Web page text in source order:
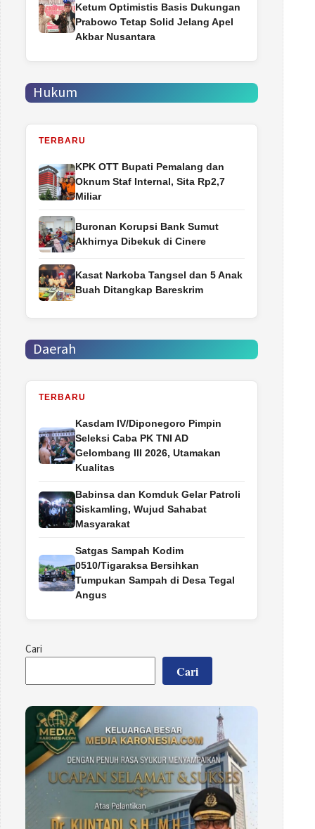
Ketum Optimistis Basis Dukungan
Prabowo Tetap Solid Jelang Apel
Akbar Nusantara
Hukum
TERBARU
‎KPK OTT Bupati Pemalang dan
Oknum Staf Internal, Sita Rp2,7
Miliar
Buronan Korupsi Bank Sumut
Akhirnya Dibekuk di Cinere
Kasat Narkoba Tangsel dan 5 Anak
Buah Ditangkap Bareskrim
Daerah
TERBARU
Kasdam IV/Diponegoro Pimpin
Seleksi Caba PK TNI AD
Gelombang III 2026, Utamakan
Kualitas
Babinsa dan Komduk Gelar Patroli
Siskamling, Wujud Sahabat
Masyarakat
Satgas Sampah Kodim
0510/Tigaraksa Bersihkan
Tumpukan Sampah di Desa Tegal
Angus
Cari
Cari